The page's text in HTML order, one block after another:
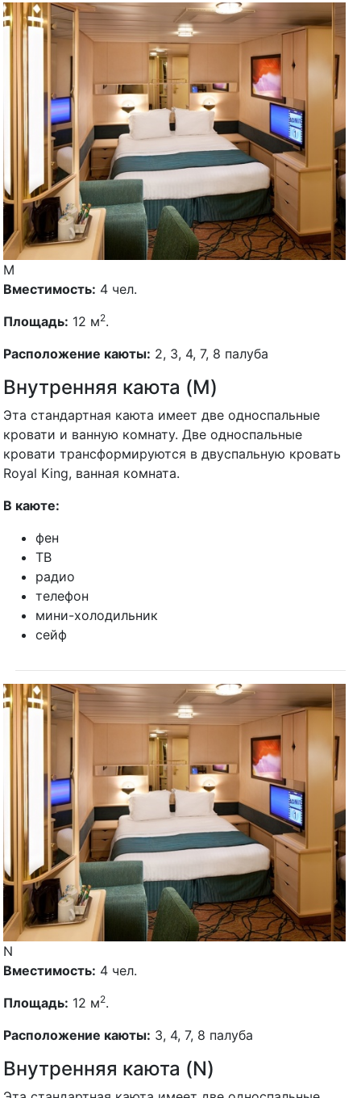
M
Вместимость: 4 чел.
Площадь: 12 м2.
Расположение каюты: 2, 3, 4, 7, 8 палуба
Внутренняя каюта (M)
Эта стандартная каюта имеет две односпальные
кровати и ванную комнату. Две односпальные
кровати трансформируются в двуспальную кровать
Royal King, ванная комната.
В каюте:
фен
ТВ
радио
телефон
мини-холодильник
сейф
N
Вместимость: 4 чел.
Площадь: 12 м2.
Расположение каюты: 3, 4, 7, 8 палуба
Внутренняя каюта (N)